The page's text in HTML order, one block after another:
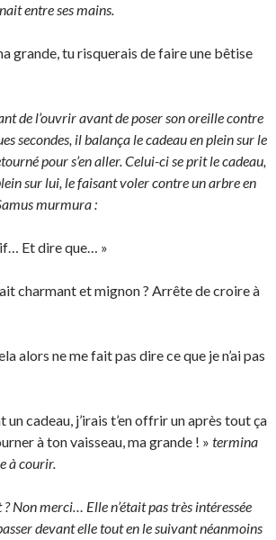
entre ses mains.
grande, tu risquerais de faire une bêtise
de l’ouvrir avant de poser son oreille contre
secondes, il balança le cadeau en plein sur le
pour s’en aller. Celui-ci se prit le cadeau,
sur lui, le faisant voler contre un arbre en
murmura :
Et dire que… »
charmant et mignon ? Arrête de croire à
alors ne me fait pas dire ce que je n’ai pas
un cadeau, j’irais t’en offrir un après tout ça
à ton vaisseau, ma grande ! » termina
à courir.
Non merci… Elle n’était pas très intéressée
devant elle tout en le suivant néanmoins